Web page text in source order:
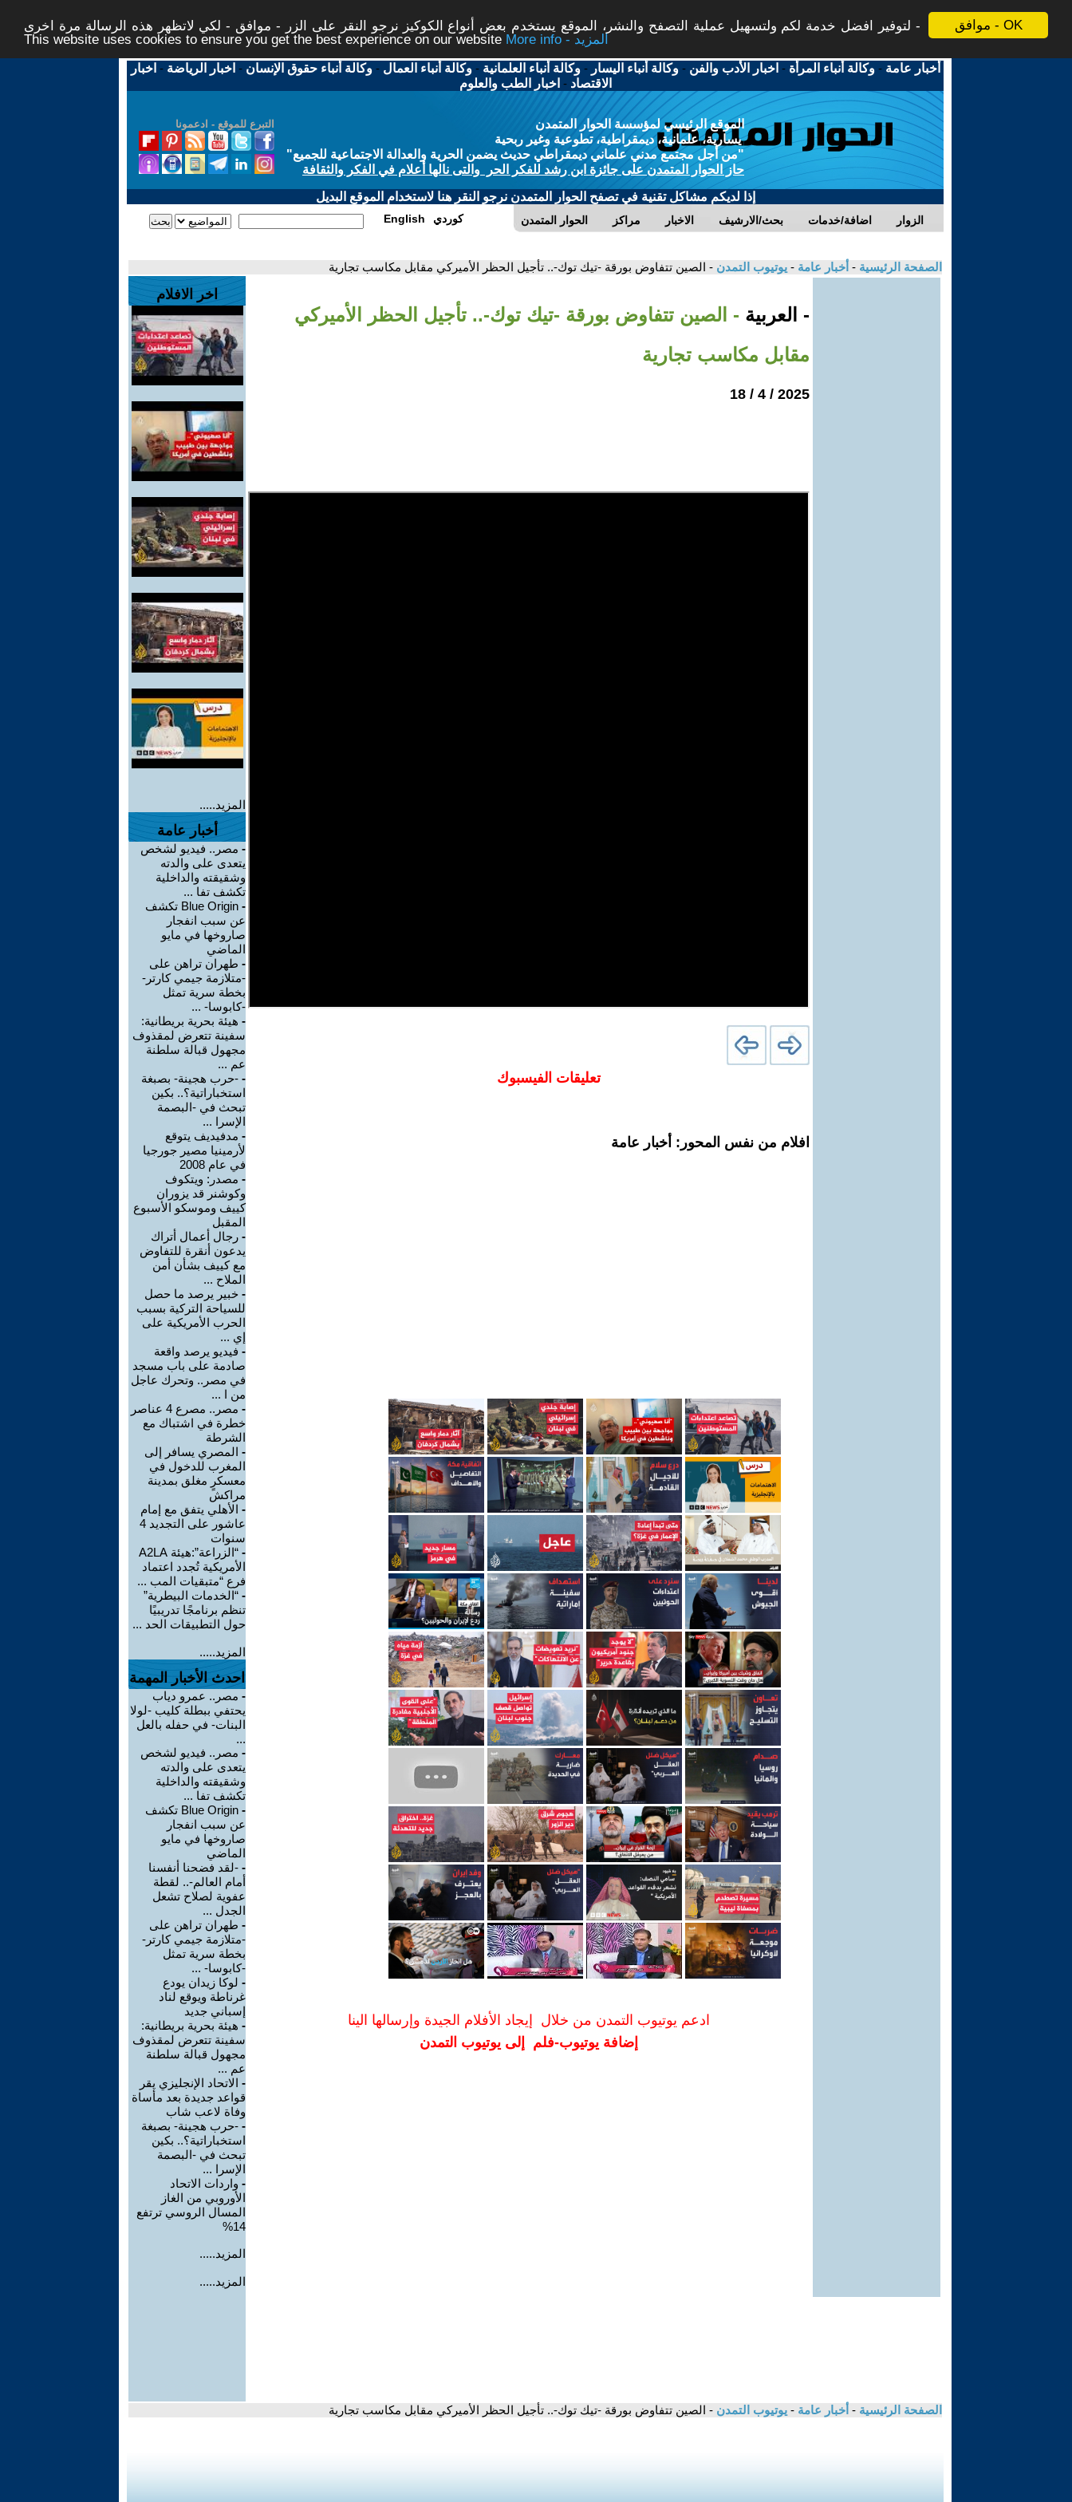
موافق - OK
لتوفير افضل خدمة لكم ولتسهيل عملية التصفح والنشر، الموقع يستخدم بعض أنواع الكوكيز نرجو النقر على الزر - موافق - لكي لاتظهر هذه الرسالة مرة اخرى -
This website uses cookies to ensure you get the best experience on our website
More info - المزيد
أخبار عامة -وكالة أنباء المرأة - اخبار الأدب والفن -وكالة أنباء اليسار -وكالة أنباء العلمانية -وكالة أنباء العمال -وكالة أنباء حقوق الإنسان - اخبار الرياضة - اخبار
الاقتصاد - اخبار الطب والعلوم
التبرع للموقع - ادعمونا
الموقع الرئيسي لمؤسسة الحوار المتمدن
يسارية، علمانية، ديمقراطية، تطوعية وغير ربحية
"من أجل مجتمع مدني علماني ديمقراطي حديث يضمن الحرية والعدالة الاجتماعية للجميع"
حاز الحوار المتمدن على جائزة ابن رشد للفكر الحر والتى نالها أعلام في الفكر والثقافة
إذا لديكم مشاكل تقنية في تصفح الحوار المتمدن نرجو النقر هنا لاستخدام الموقع البديل
الحوار المتمدن مراكز الاخبار بحث/الارشيف اضافة/خدمات الزوار English كوردي
الصفحة الرئيسية - أخبار عامة - يوتيوب التمدن - الصين تتفاوض بورقة -تيك توك-.. تأجيل الحظر الأميركي مقابل مكاسب تجارية
- العربية - الصين تتفاوض بورقة -تيك توك-.. تأجيل الحظر الأميركي
مقابل مكاسب تجارية
2025 / 4 / 18
تعليقات الفيسبوك
افلام من نفس المحور: أخبار عامة
ادعم يوتيوب التمدن من خلال إيجاد الأفلام الجيدة وإرسالها الينا
إضافة يوتيوب-فلم إلى يوتيوب التمدن
اخر الافلام
المزيد.....
أخبار عامة
- مصر.. فيديو لشخص
يتعدى على والدته
وشقيقته والداخلية
تكشف تفا ...
-
Blue Origin تكشف
عن سبب انفجار
صاروخها في مايو
الماضي
- طهران تراهن على
-متلازمة جيمي كارتر-
بخطة سرية تمثل
-كابوسا- ...
- هيئة بحرية بريطانية:
سفينة تتعرض لمقذوف
مجهول قبالة سلطنة
عم ...
- -حرب هجينة- بصبغة
استخباراتية؟.. بكين
تبحث في -البصمة
الإسرا ...
- مدفيديف يتوقع
لأرمينيا مصير جورجيا
في عام 2008
- مصدر: ويتكوف
وكوشنر قد يزوران
كييف وموسكو الأسبوع
المقبل
- رجال أعمال أتراك
يدعون أنقرة للتفاوض
مع كييف بشأن أمن
الملاح ...
- خبير يرصد ما حصل
للسياحة التركية بسبب
الحرب الأمريكية على
إي ...
- فيديو يرصد واقعة
صادمة على باب مسجد
في مصر.. وتحرك عاجل
من ا ...
-
مصر.. مصرع 4 عناصر
خطرة في اشتباك مع
الشرطة
- المصري يسافر إلى
المغرب للدخول في
معسكرٍ مغلق بمدينة
مراكش
- الأهلي يتفق مع إمام
عاشور على التجديد 4
سنوات
-
“الزراعة”:هيئة A2LA
الأمريكية تُجدد اعتماد
فرع “متبقيات المب ...
- “الخدمات البيطرية”
تنظم برنامجًا تدريبيًا
حول التطبيقات الحد ...
المزيد.....
احدث الأخبار المهمة
- مصر.. عمرو دياب
يحتفي ببطلة كليب -لولا
البنات- في حفله بالعل
...
- مصر.. فيديو لشخص
يتعدى على والدته
وشقيقته والداخلية
تكشف تفا ...
-
Blue Origin تكشف
عن سبب انفجار
صاروخها في مايو
الماضي
- -لقد فضحنا أنفسنا
أمام العالم-.. لقطة
عفوية لصلاح تشعل
الجدل ...
- طهران تراهن على
-متلازمة جيمي كارتر-
بخطة سرية تمثل
-كابوسا- ...
- لوكا زيدان يودع
غرناطة ويوقع لناد
إسباني جديد
- هيئة بحرية بريطانية:
سفينة تتعرض لمقذوف
مجهول قبالة سلطنة
عم ...
- الاتحاد الإنجليزي يقر
قواعد جديدة بعد مأساة
وفاة لاعب شاب
- -حرب هجينة- بصبغة
استخباراتية؟.. بكين
تبحث في -البصمة
الإسرا ...
- واردات الاتحاد
الأوروبي من الغاز
المسال الروسي ترتفع
14%
المزيد.....
المزيد.....
الصفحة الرئيسية - أخبار عامة - يوتيوب التمدن - الصين تتفاوض بورقة -تيك توك-.. تأجيل الحظر الأميركي مقابل مكاسب تجارية